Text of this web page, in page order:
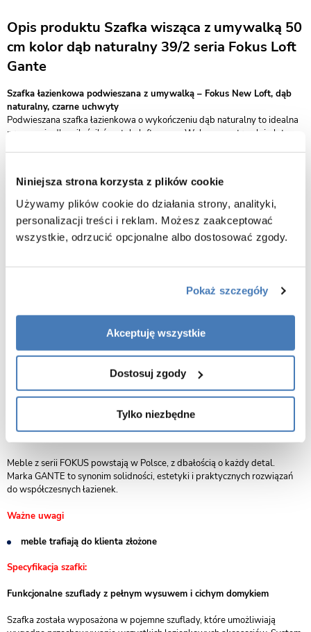
Niniejsza strona korzysta z plików cookie
Używamy plików cookie do działania strony, analityki,
personalizacji treści i reklam. Możesz zaakceptować
wszystkie, odrzucić opcjonalne albo dostosować zgody.
Pokaż szczegóły
Akceptuję wszystkie
Dostosuj zgody
Tylko niezbędne
Opis produktu Szafka wisząca z umywalką 50
cm kolor dąb naturalny 39/2 seria Fokus Loft
Gante
Szafka łazienkowa podwieszana z umywalką – Fokus New Loft, dąb
naturalny, czarne uchwyty
Podwieszana szafka łazienkowa o wykończeniu dąb naturalny to idealna
propozycja dla miłośników stylu loftowego. Wykonana z trwałej płyty
Funkcjonalność i design w jednym zestawie
Do zestawu dołączona jest umywalka dolomitowa, która efektownie
kontrastuje z naturalnym dekorem szafki, tworząc spójną, nowoczesną
całość. Pojemne szuflady zapewniają dużo miejsca na przechowywanie
sprawia, że szuflady zamykają się płynnie i bez hałasu, zwiększając
Zestaw łączy styl i praktyczność – idealnie sprawdzi się zarówno w
małych, jak i większych łazienkach. Dzięki nowoczesnej konstrukcji i
funkcjonalność przez lata.
co znacznie skraca czas montażu i zapewnia wygodę użytkowania.
Meble z serii FOKUS powstają w Polsce, z dbałością o każdy detal.
Marka GANTE to synonim solidności, estetyki i praktycznych rozwiązań
do współczesnych łazienek.
Ważne uwagi
meble trafiają do klienta złożone
Specyfikacja szafki:
Funkcjonalne szuflady z pełnym wysuwem i cichym domykiem
Szafka została wyposażona w pojemne szuflady, które umożliwiają